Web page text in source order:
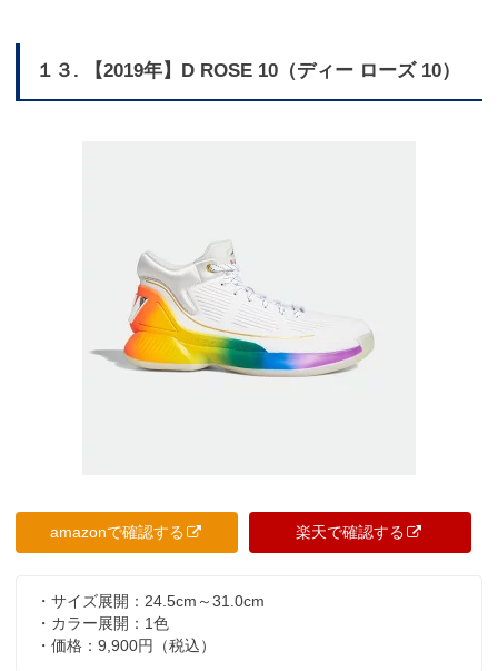
１３. 【2019年】D ROSE 10（ディー ローズ 10）
amazonで確認する 楽天で確認する
・サイズ展開：24.5cm～31.0cm
・カラー展開：1色
・価格：9,900円（税込）